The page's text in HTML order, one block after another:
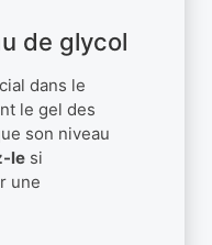
de glycol
dans le
le gel des
son niveau
le si
une